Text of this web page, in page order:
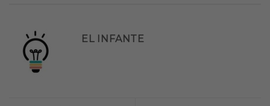
EL INFANTE